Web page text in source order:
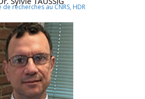
de recherches au CNRS, HDR